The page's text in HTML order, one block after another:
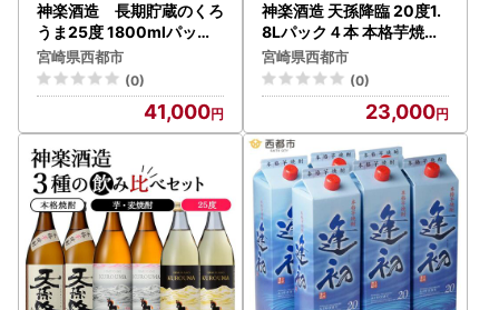
神楽酒造 長期貯蔵のくろ
うま25度 1800mlパック×
6本＜18-35a＞
宮崎県西都市
(0)
41,000
神楽酒造 天孫降臨 20度1.
8Lパック４本 本格芋焼酎
＜26-17a＞
宮崎県西都市
(0)
23,000